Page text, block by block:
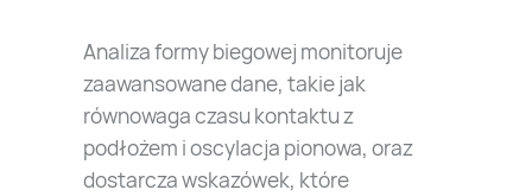
Analiza formy biegowej monitoruje
zaawansowane dane, takie jak
równowaga czasu kontaktu z
podłożem i oscylacja pionowa, oraz
dostarcza wskazówek, które